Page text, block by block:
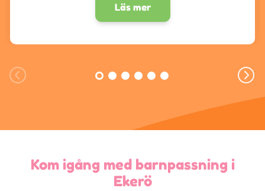
Läs mer
Kom igång med barnpassning i
Ekerö